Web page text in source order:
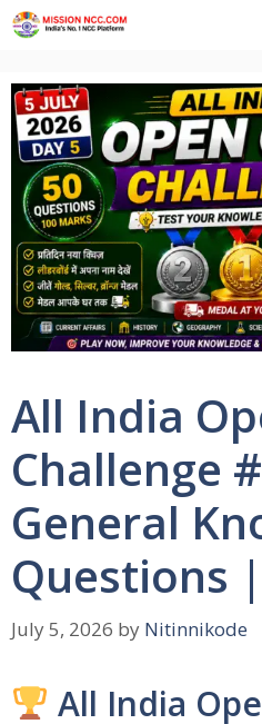
Skip
to
All India
Challenge
General
Questions
July 5, 2026 by Nitinnikode
All India